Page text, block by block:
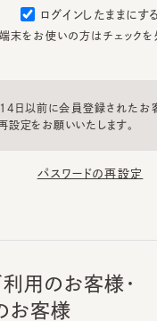
ログインしたままにする
末をお使いの方はチェックを
日以前に会員登録されたお
設定をお願いいたします。
パスワードの再設定
用のお客様・
お客様